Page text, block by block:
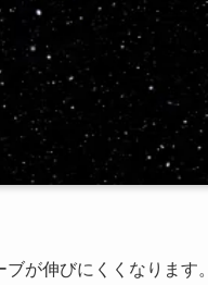
が伸びにくくなります。